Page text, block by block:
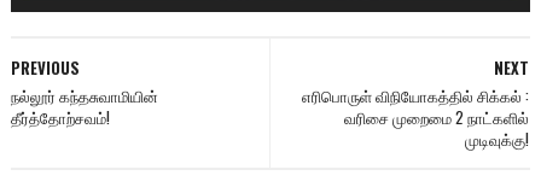
NEXT
எரிபொருள் விநியோகத்தில் சிக்கல் :
வரிசை முறைமை 2 நாட்களில்
முடிவுக்கு!
PREVIOUS
நல்லூர் கந்தசுவாமியின்
தீர்த்தோற்சவம்!